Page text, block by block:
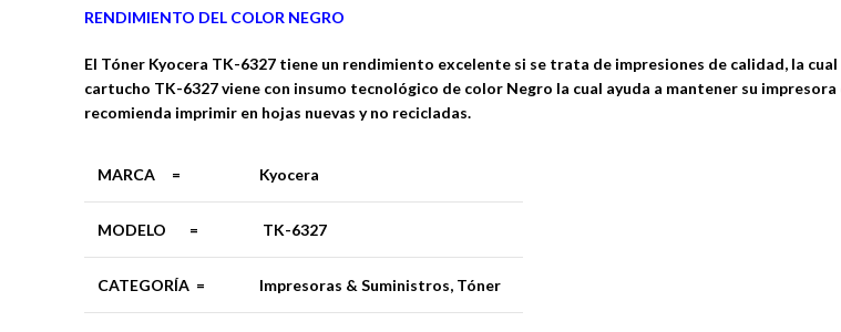
RENDIMIENTO DEL COLOR NEGRO
El Tóner Kyocera TK-6327 tiene un rendimiento excelente si se trata de impresiones de calidad, la
cartucho TK-6327 viene con insumo tecnológico de color Negro la cual ayuda a mantener su
recomienda imprimir en hojas nuevas y no recicladas.
MARCA = Kyocera
MODELO = TK-6327
CATEGORÍA = Impresoras & Suministros, Tóner